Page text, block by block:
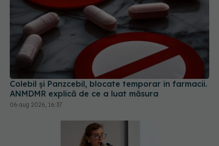
Colebil și Panzcebil, blocate temporar în farmacii.
ANMDMR explică de ce a luat măsura
06 aug 2026, 16:37